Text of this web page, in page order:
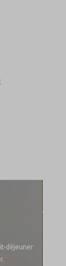
déjeuner